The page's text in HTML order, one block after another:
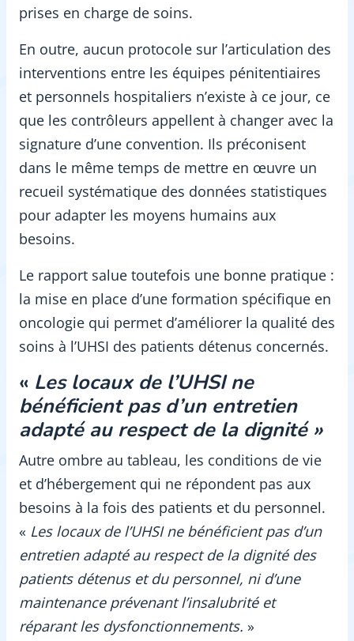
prises en charge de soins.
En outre, aucun protocole sur l’articulation des
interventions entre les équipes pénitentiaires
et personnels hospitaliers n’existe à ce jour, ce
que les contrôleurs appellent à changer avec la
signature d’une convention. Ils préconisent
dans le même temps de mettre en œuvre un
recueil systématique des données statistiques
pour adapter les moyens humains aux
besoins.
Le rapport salue toutefois une bonne pratique :
la mise en place d’une formation spécifique en
oncologie qui permet d’améliorer la qualité des
soins à l’UHSI des patients détenus concernés.
« Les locaux de l’UHSI ne
bénéficient pas d’un entretien
adapté au respect de la dignité »
Autre ombre au tableau, les conditions de vie
et d’hébergement qui ne répondent pas aux
besoins à la fois des patients et du personnel.
« Les locaux de l’UHSI ne bénéficient pas d’un
entretien adapté au respect de la dignité des
patients détenus et du personnel, ni d’une
maintenance prévenant l’insalubrité et
réparant les dysfonctionnements. »